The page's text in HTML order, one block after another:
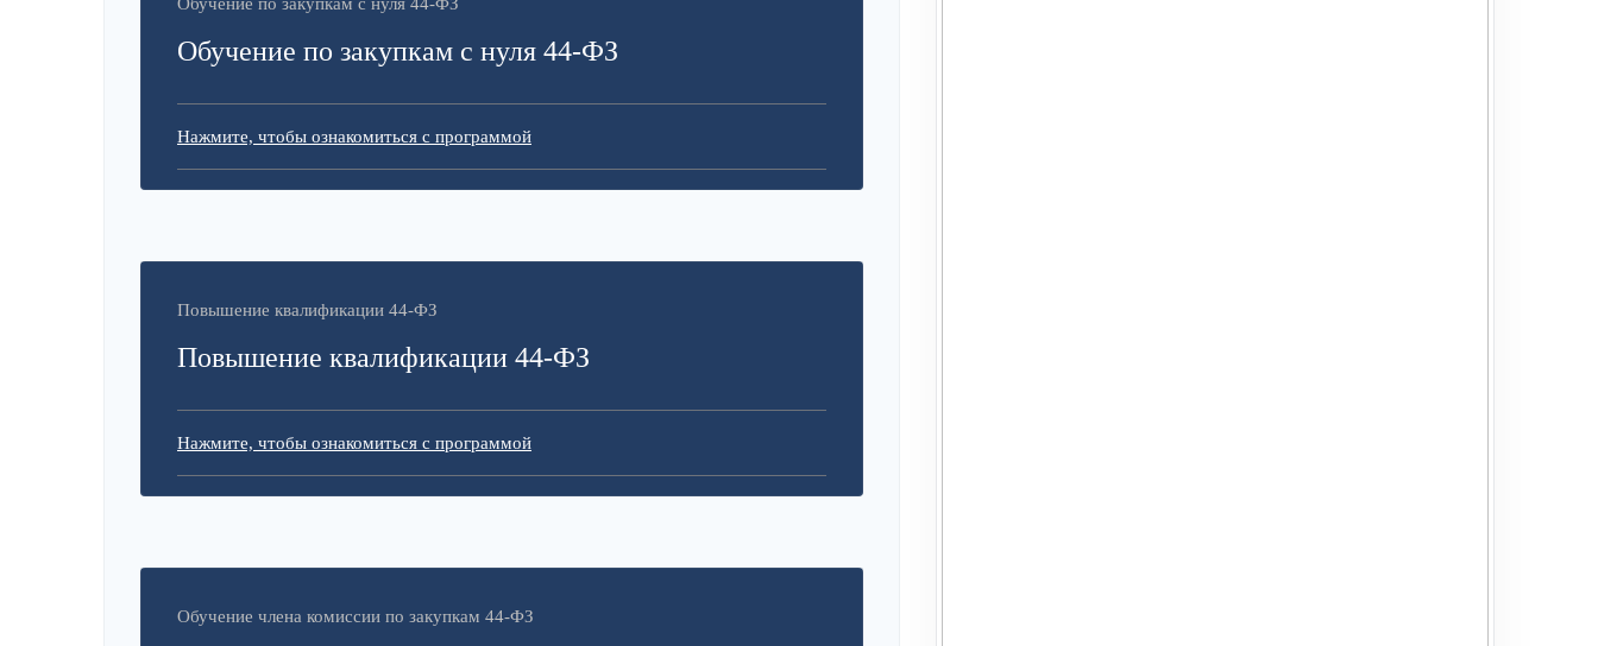
Обучение по закупкам с нуля 44-ФЗ
Нажмите, чтобы ознакомиться с программой
Повышение квалификации 44-ФЗ
Повышение квалификации 44-ФЗ
Нажмите, чтобы ознакомиться с программой
Обучение члена комиссии по закупкам 44-ФЗ